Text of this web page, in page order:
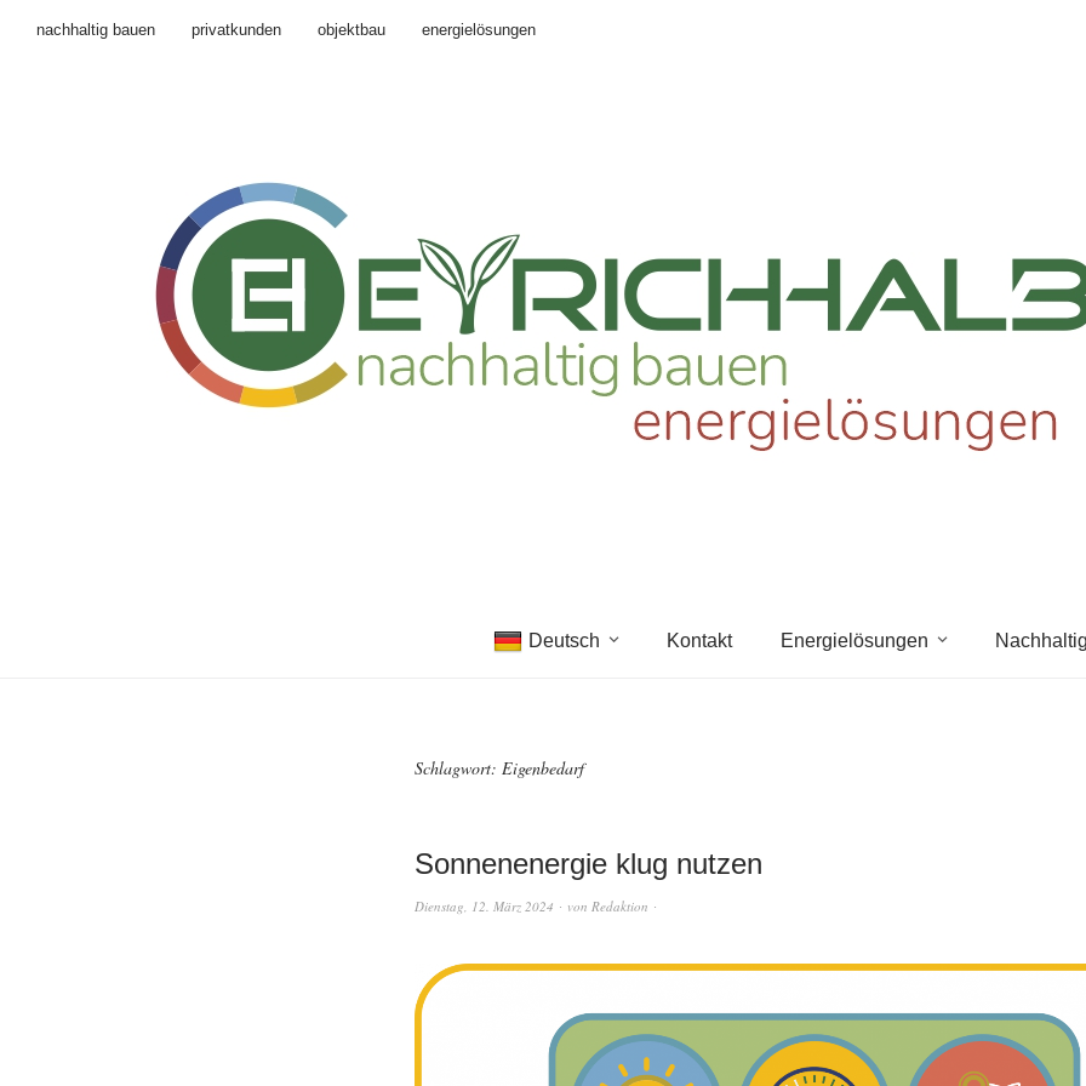
nachhaltig bauen privatkunden objektbau energielösungen
Deutsch Kontakt Energielösungen
Schlagwort: Eigenbedarf
Sonnenenergie klug nutzen
Dienstag, 12. März 2024 von Redaktion